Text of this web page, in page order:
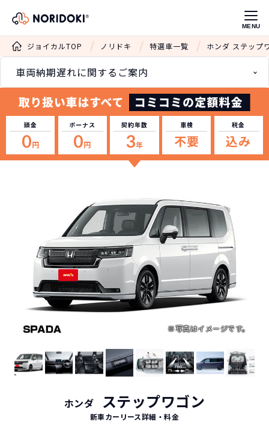
MENU
ジョイカルTOP ノリドキ 特選車一覧 ホンダ ステップ
車両納期遅れに関するご案内
頭金
0円
ボーナス
0円
契約年数
3年
車検
不要
税金
込み
ホンダ ステップワゴン
新車カーリース詳細 ・料金